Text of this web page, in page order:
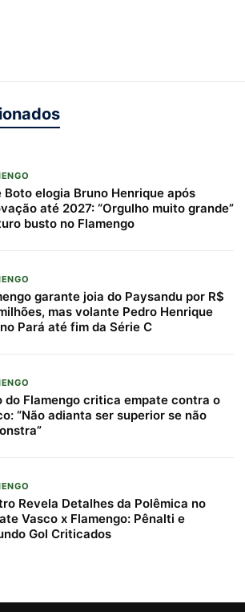
Boto elogia Bruno Henrique após
até 2027: “Orgulho muito grande”
busto no Flamengo
garante joia do Paysandu por R$
mas volante Pedro Henrique
Pará até fim da Série C
do Flamengo critica empate contra o
“Não adianta ser superior se não
Revela Detalhes da Polêmica no
Vasco x Flamengo: Pênalti e
Gol Criticados